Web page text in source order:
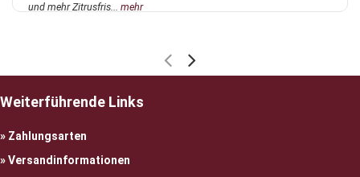
und mehr Zitrusfris... mehr
Weiterführende Links
Zahlungsarten
Versandinformationen